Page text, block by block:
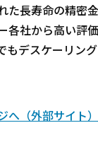
た長寿命の精密
各社から高い評
デスケーリン
（外部サイト）